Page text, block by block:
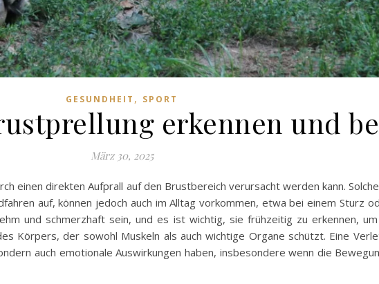
GESUNDHEIT , SPORT
erkennen und
März 30, 2025
einen direkten Aufprall auf den Brustbereich verursacht werden kann.
auf, können jedoch auch im Alltag vorkommen, etwa bei einem Sturz
und schmerzhaft sein, und es ist wichtig, sie frühzeitig zu erkennen,
Körpers, der sowohl Muskeln als auch wichtige Organe schützt. Eine
auch emotionale Auswirkungen haben, insbesondere wenn die